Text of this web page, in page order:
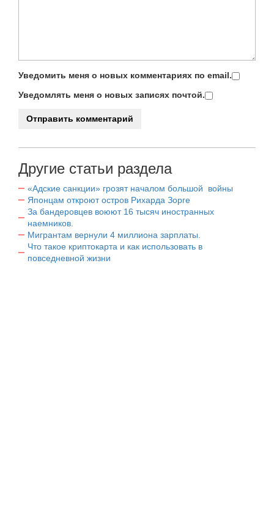
Уведомить меня о новых комментариях по email.
Уведомлять меня о новых записях почтой.
Другие статьи раздела
«Адские санкции» грозят началом большой войны
Японцам откроют остров Рихарда Зорге
За бандеровцев воюют 16 тысяч иностранных
наемников.
Мигрантам вернули 4 миллиона зарплаты.
Что такое криптокарта и как использовать в
повседневной жизни